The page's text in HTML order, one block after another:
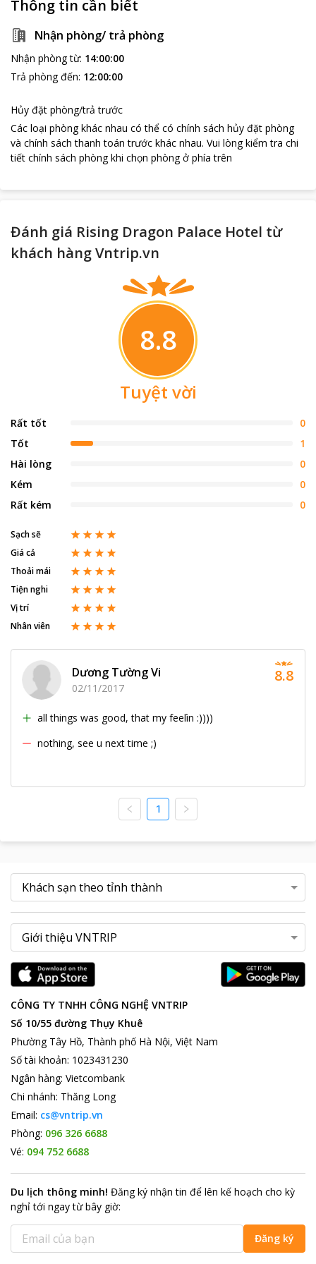
Thông tin cần biết
Nhận phòng/ trả phòng
Nhận phòng từ: 14:00:00
Trả phòng đến: 12:00:00
Hủy đặt phòng/trả trước
Các loại phòng khác nhau có thể có chính sách hủy đặt phòng
và chính sách thanh toán trước khác nhau. Vui lòng kiểm tra chi
tiết chính sách phòng khi chọn phòng ở phía trên
Đánh giá Rising Dragon Palace Hotel từ
khách hàng Vntrip.vn
8.8
Tuyệt vời
Rất tốt
0
Tốt
1
Hài lòng
0
Kém
0
Rất kém
0
Sạch sẽ
Giá cả
Thoải mái
Tiện nghi
Vị trí
Nhân viên
Dương Tường Vi
02/11/2017
all things was good, that my feelìn :))))
nothing, see u next time ;)
8.8
1
CÔNG TY TNHH CÔNG NGHỆ VNTRIP
Số 10/55 đường Thụy Khuê
Phường Tây Hồ, Thành phố Hà Nội, Việt Nam
Số tài khoản: 1023431230
Ngân hàng: Vietcombank
Chi nhánh: Thăng Long
Email: cs@vntrip.vn
Phòng: 096 326 6688
Vé: 094 752 6688
Du lịch thông minh! Đăng ký nhận tin để lên kế hoạch cho kỳ
nghỉ tới ngay từ bây giờ:
Đăng ký